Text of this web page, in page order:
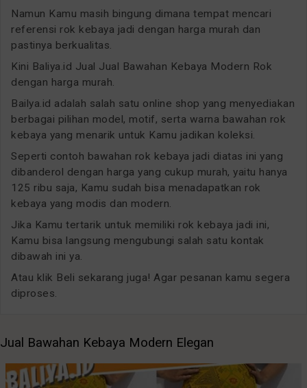
Namun Kamu masih bingung dimana tempat mencari
referensi rok kebaya jadi dengan harga murah dan
pastinya berkualitas.
Kini Baliya.id Jual Jual Bawahan Kebaya Modern Rok
dengan harga murah.
Bailya.id adalah salah satu online shop yang menyediakan
berbagai pilihan model, motif, serta warna bawahan rok
kebaya yang menarik untuk Kamu jadikan koleksi.
Seperti contoh bawahan rok kebaya jadi diatas ini yang
dibanderol dengan harga yang cukup murah, yaitu hanya
125 ribu saja, Kamu sudah bisa menadapatkan rok
kebaya yang modis dan modern.
Jika Kamu tertarik untuk memiliki rok kebaya jadi ini,
Kamu bisa langsung mengubungi salah satu kontak
dibawah ini ya.
Atau klik Beli sekarang juga! Agar pesanan kamu segera
diproses.
Jual Bawahan Kebaya Modern Elegan